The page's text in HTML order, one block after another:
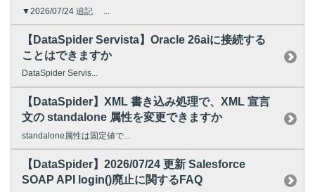
▼2026/07/24 追記 ...
【DataSpider Servista】Oracle 26aiに接続する
ことはできますか
DataSpider Servis...
【DataSpider】XML 書き込み処理で、XML 宣言
文の standalone 属性を変更できますか
standalone属性は固定値で...
【DataSpider】2026/07/24 更新 Salesforce
SOAP API login()廃止に関するFAQ